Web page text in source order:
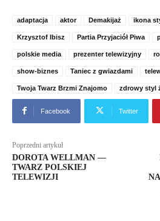
adaptacja aktor Demakijaż ikona
Krzysztof Ibisz Partia Przyjaciół Piwa
polskie media prezenter telewizyjny
show-biznes Taniec z gwiazdami
Twoja Twarz Brzmi Znajomo zdrowy styl
Facebook Twitter
Poprzedni artykuł
DOROTA WELLMAN —
TWARZ POLSKIEJ
TELEWIZJI